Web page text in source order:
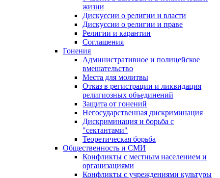
жизни
Дискуссии о религии и власти
Дискуссии о религии и праве
Религии и карантин
Соглашения
Гонения
Административное и полицейское
вмешательство
Места для молитвы
Отказ в регистрации и ликвидация
религиозных объединений
Защита от гонений
Негосударственная дискриминация
Дискриминация и борьба с
"сектантами"
Теоретическая борьба
Общественность и СМИ
Конфликты с местным населением и
организациями
Конфликты с учреждениями культуры